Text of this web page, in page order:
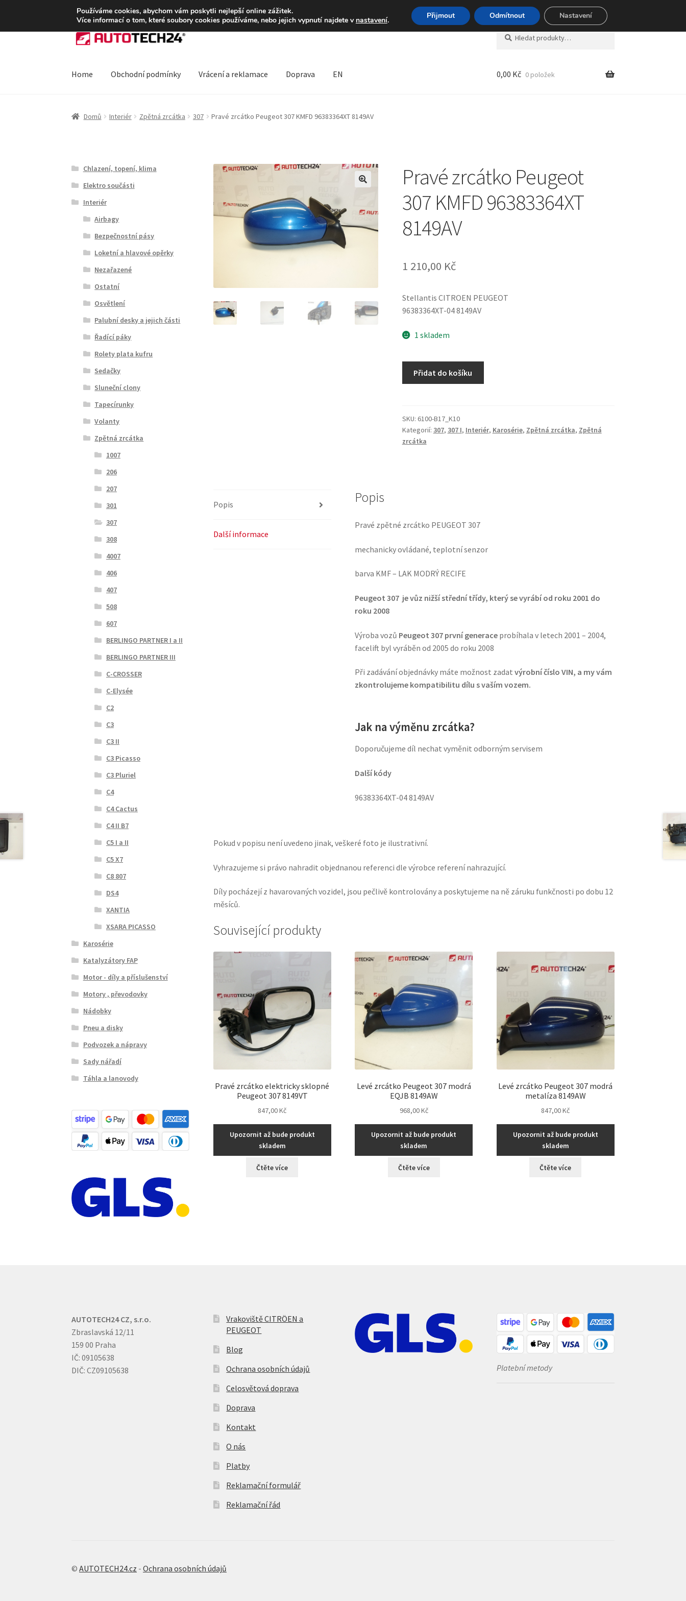
DOPRAVA od 139,-Kč Volejte po-pá 9-16 704 494 494
Přeskočit
na
Přejít
webu
Hledat:
Hledat
Home Obchodní podmínky Vrácení a reklamace Doprava EN 0,00 Kč 0 položek
Domů Interiér Zpětná zrcátka 307 Pravé zrcátko Peugeot 307 KMFD 96383364XT 8149AV
Pravé zrcátko Peugeot
307 KMFD 96383364XT
8149AV
1 210,00 Kč
Stellantis CITROEN PEUGEOT
96383364XT-04 8149AV
1 skladem
KMFD
96383364XT
8149AV
Přidat do košíku
SKU: 6100-B17_K10
Kategorií: 307, 307 I, Interiér, Karosérie, Zpětná zrcátka, Zpětná
zrcátka
Popis
Další informace
Popis
Pravé zpětné zrcátko PEUGEOT 307
mechanicky ovládané, teplotní senzor
barva KMF – LAK MODRÝ RECIFE
Peugeot 307 je vůz nižší střední třídy, který se vyrábí od roku 2001 do
roku 2008
Výroba vozů Peugeot 307 první generace probíhala v letech 2001 – 2004,
facelift byl vyráběn od 2005 do roku 2008
Při zadávání objednávky máte možnost zadatvýrobní číslo VIN, a my vám
zkontrolujeme kompatibilitu dílu s vaším vozem.
Jak na výměnu zrcátka?
Doporučujeme díl nechat vyměnit odborným servisem
Další kódy
96383364XT-04 8149AV
Pokud v popisu není uvedeno jinak, veškeré foto je ilustrativní.
Vyhrazujeme si právo nahradit objednanou referenci dle výrobce referení nahrazující.
Díly pocházejí z havarovaných vozidel, jsou pečlivě kontrolovány a poskytujeme na ně záruku funkčnosti po dobu 12
měsíců.
Související produkty
Pravé zrcátko elektricky sklopné
Peugeot 307 8149VT
847,00Kč
Upozornit až bude produkt
skladem
Čtěte více
Levé zrcátko Peugeot 307 modrá
EQJB 8149AW
968,00Kč
Upozornit až bude produkt
skladem
Čtěte více
Levé zrcátko Peugeot 307 modrá
metalíza 8149AW
847,00Kč
Upozornit až bude produkt
skladem
Čtěte více
Chlazení, topení, klima
Elektro součásti
Interiér
Airbagy
Bezpečnostní pásy
Loketní a hlavové opěrky
Nezařazené
Ostatní
Osvětlení
Palubní desky a jejich části
Řadící páky
Rolety plata kufru
Sedačky
Sluneční clony
Tapecírunky
Volanty
Zpětná zrcátka
1007
206
207
301
307
308
4007
406
407
508
607
BERLINGO PARTNER I a II
BERLINGO PARTNER III
C-CROSSER
C-Elysée
C2
C3
C3 II
C3 Picasso
C3 Pluriel
C4
C4 Cactus
C4 II B7
C5 I a II
C5 X7
C8 807
DS4
XANTIA
XSARA PICASSO
Karosérie
Katalyzátory FAP
Motor - díly a příslušenství
Motory , převodovky
Nádobky
Pneu a disky
Podvozek a nápravy
Sady nářadí
Táhla a lanovody
AUTOTECH24 CZ, s.r.o.
Zbraslavská 12/11
159 00 Praha
IČ: 09105638
DIČ: CZ09105638
Vrakoviště CITRÖEN a
PEUGEOT
Blog
Ochrana osobních údajů
Celosvětová doprava
Doprava
Kontakt
O nás
Platby
Reklamační formulář
Reklamační řád
Platební metody
©AUTOTECH24.cz -Ochrana osobních údajů
Používáme cookies, abychom vám poskytli nejlepší online zážitek.
Více informací o tom, které soubory cookies používáme, nebo jejich vypnutí najdete v nastavení. Přijmout Odmítnout Nastavení